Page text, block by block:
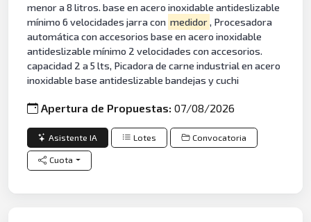
menor a 8 litros. base en acero inoxidable antideslizable
mínimo 6 velocidades jarra con medidor, Procesadora
automática con accesorios base en acero inoxidable
antideslizable mínimo 2 velocidades con accesorios.
capacidad 2 a 5 lts, Picadora de carne industrial en acero
inoxidable base antideslizable bandejas y cuchi
Apertura de Propuestas:07/08/2026
Asistente IA Lotes Convocatoria
Cuota